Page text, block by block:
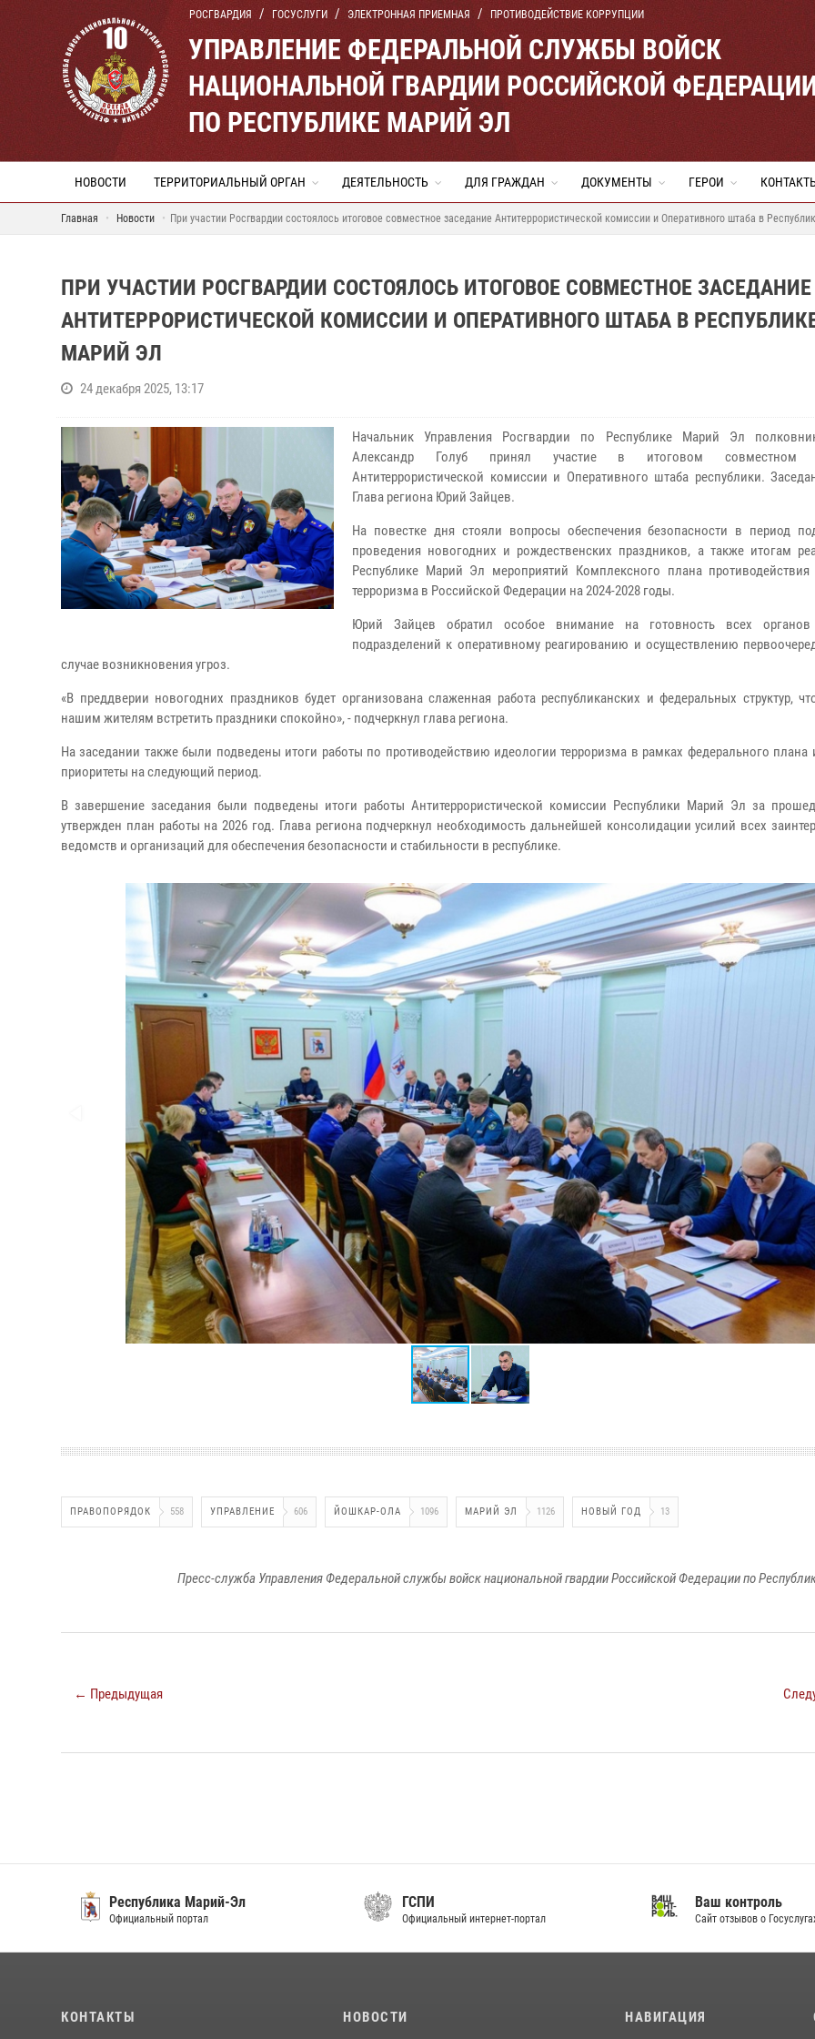
РОСГВАРДИЯ ГОСУСЛУГИ ЭЛЕКТРОННАЯ ПРИЕМНАЯ ПРОТИВОДЕЙСТВИЕ КОРРУПЦИИ
УПРАВЛЕНИЕ ФЕДЕРАЛЬНОЙ СЛУЖБЫ ВОЙСК
НАЦИОНАЛЬНОЙ ГВАРДИИ РОССИЙСКОЙ
ПО РЕСПУБЛИКЕ МАРИЙ ЭЛ
НОВОСТИ ТЕРРИТОРИАЛЬНЫЙ ОРГАН ДЕЯТЕЛЬНОСТЬ ДЛЯ ГРАЖДАН ДОКУМЕНТЫ ГЕРОИ
Главная Новости При участии Росгвардии состоялось итоговое совместное заседание Антитеррористической комиссии и Оперативного штаба в
ПРИ УЧАСТИИ РОСГВАРДИИ СОСТОЯЛОСЬ ИТОГОВОЕ СОВМЕСТНОЕ ЗАСЕДАНИЕ
АНТИТЕРРОРИСТИЧЕСКОЙ КОМИССИИ И ОПЕРАТИВНОГО ШТАБА В
МАРИЙ ЭЛ
24 декабря 2025, 13:17
Начальник Управления Росгвардии по Республике Марий Эл
Александр Голуб принял участие в итоговом совместном
Антитеррористической комиссии и Оперативного штаба республики.
Глава региона Юрий Зайцев.
На повестке дня стояли вопросы обеспечения безопасности в период
проведения новогодних и рождественских праздников, а также итогам
Республике Марий Эл мероприятий Комплексного плана противодействия
терроризма в Российской Федерации на 2024-2028 годы.
Юрий Зайцев обратил особое внимание на готовность всех
подразделений к оперативному реагированию и осуществлению
случае возникновения угроз.
«В преддверии новогодних праздников будет организована слаженная работа республиканских и федеральных структур,
нашим жителям встретить праздники спокойно», - подчеркнул глава региона.
На заседании также были подведены итоги работы по противодействию идеологии терроризма в рамках федерального плана
приоритеты на следующий период.
В завершение заседания были подведены итоги работы Антитеррористической комиссии Республики Марий Эл за
утвержден план работы на 2026 год. Глава региона подчеркнул необходимость дальнейшей консолидации усилий всех
ведомств и организаций для обеспечения безопасности и стабильности в республике.
ПРАВОПОРЯДОК 558 УПРАВЛЕНИЕ 606 ЙОШКАР-ОЛА 1096 МАРИЙ ЭЛ 1126 НОВЫЙ ГОД 13
Пресс-служба Управления Федеральной службы войск национальной гвардии Российской Федерации по
← Предыдущая
Республика Марий-Эл
Официальный портал
ГСПИ
Официальный интернет-портал
Ваш контроль
Сайт отзывов о Госуслугах
КОНТАКТЫ НОВОСТИ НАВИГАЦИЯ